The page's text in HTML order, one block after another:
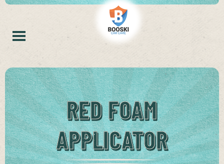
RED FOAM
APPLICATOR